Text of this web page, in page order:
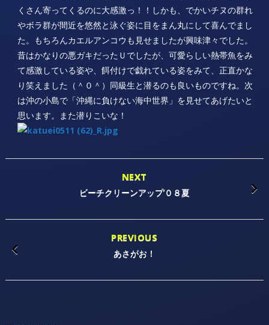
くさん寄ってくるのに大感激っ！！しかも、でかいチヌの群れ
やボラ群が間近を悠然と泳ぐ姿に目をまん丸にして喜んでまし
た。もちろんカエルアンコウも見せましたが興味津々でした。
昔はかなりの悪ガキだったＵでしたが、可愛らしい熱帯魚をみ
て感激している姿や、餌付けで戯れている姿をみて、正直かな
り笑えました（＾０＾）同級生と潜るのも良いものですね。次
は沖の小島で「沖縄に負けない海中世界」を見せてあげたいと
思います。また潜りこいな！
NEXT
ビーチクリーンアップ’０８夏
PREVIOUS
あさがお！